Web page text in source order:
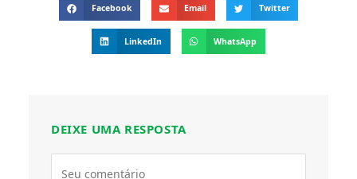
Facebook Email Twitter
LinkedIn WhatsApp
DEIXE UMA RESPOSTA